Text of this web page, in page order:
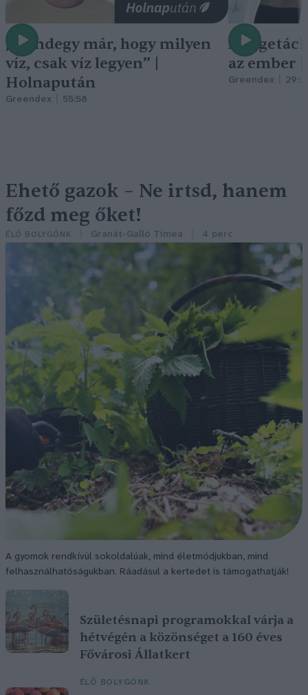
„Mindegy már, hogy milyen
víz, csak víz legyen” |
Holnapután
Greendex 55:58
A
az ember
Greendex
Ehető gazok – Ne irtsd, hanem
főzd meg őket!
ÉLŐ BOLYGÓNK Granát-Galló Tímea 4 perc
A gyomok rendkívül sokoldalúak, mind életmódjukban, mind
felhasználhatóságukban. Ráadásul a kertedet is támogathatják!
Születésnapi programokkal várja a
hétvégén a közönséget a 160 éves
Fővárosi Állatkert
ÉLŐ BOLYGÓNK